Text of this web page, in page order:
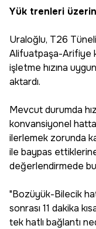
Yük trenleri
Uraloğlu, T26
Alifuatpaşa-Arifiye
işletme hızına
aktardı.
Mevcut durumda
konvansiyonel
ilerlemek zorunda
ile baypas
değerlendirmede
"Bozüyük-Bilecik
sonrası 11 dakika
tek hatlı bağlantı